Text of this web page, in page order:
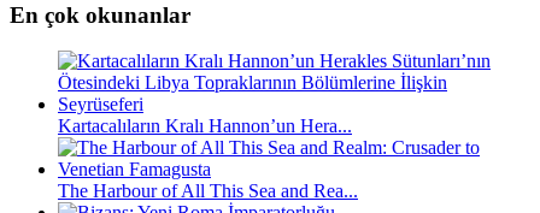
En çok okunanlar
Kartacalıların Kralı Hannon’un Hera...
The Harbour of All This Sea and Rea...